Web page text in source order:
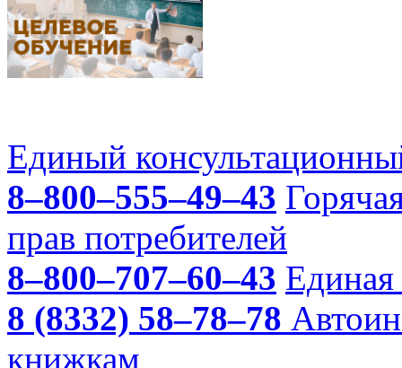
Единый
8–800–555–49–43
прав потребителей
8–800–707–60–43 Единая
8 (8332) 58–78–78
книжкам